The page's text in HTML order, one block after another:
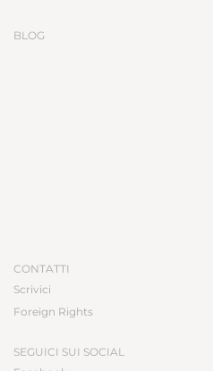
BLOG
CONTATTI
Scrivici
Foreign Rights
SEGUICI SUI SOCIAL